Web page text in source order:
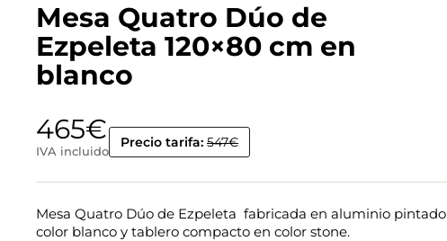
Mesa Quatro Dúo de
Ezpeleta 120×80 cm en
blanco
465€
IVA incluido
Precio tarifa: 547€
Mesa Quatro Dúo de Ezpeleta fabricada en aluminio pintado
color blanco y tablero compacto en color stone.